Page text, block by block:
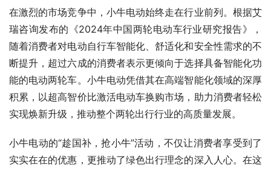
在激烈的市场竞争中，小牛电动始终走在行业前列。根据艾
瑞咨询发布的《2024年中国两轮电动车行业研究报告》，
随着消费者对电动自行车智能化、舒适化和安全性需求的不
断提升，超过六成的消费者表示更倾向于选择具备智能化功
能的电动两轮车。小牛电动凭借其在高端智能化领域的深厚
积累，以超高智价比激活电动车换购市场，助力消费者轻松
实现焕新升级，推动整个两轮出行行业的高质量发展。
小牛电动的“趁国补，抢小牛”活动，不仅让消费者享受到了
实实在在的优惠，更推动了绿色出行理念的深入人心。在这